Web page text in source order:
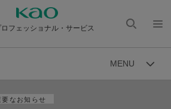
フェッショナル・サービス
く
MENU
要なお知らせ